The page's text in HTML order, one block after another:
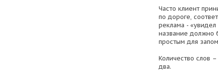
Часто клиент
по дороге,
реклама -
название должно
простым для
Количество слов
два.